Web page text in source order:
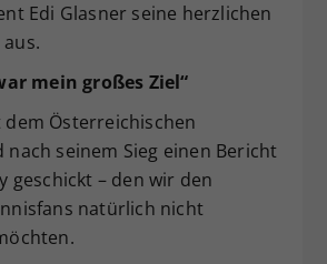
Edi Glasner seine herzlichen
mein großes Ziel“
Österreichischen
nach seinem Sieg einen Bericht
geschickt – den wir den
natürlich nicht